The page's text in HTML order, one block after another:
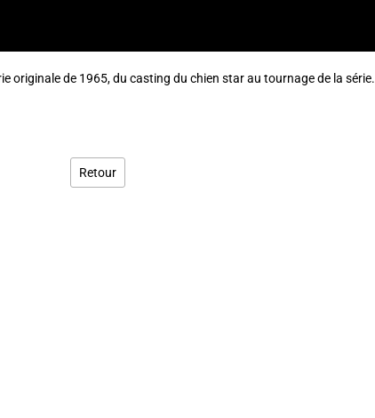
originale de 1965, du casting du chien star au tournage de la série.
Retour